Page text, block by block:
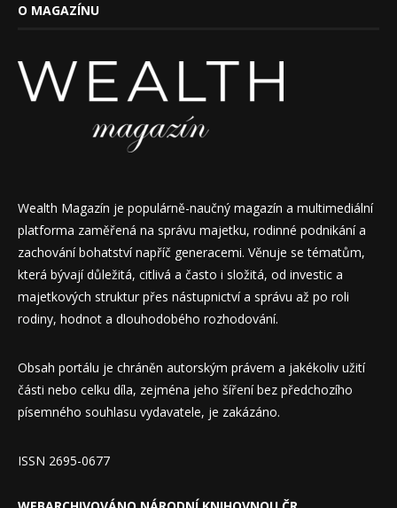
O MAGAZÍNU
Wealth Magazín je populárně-naučný magazín a multimediální
platforma zaměřená na správu majetku, rodinné podnikání a
zachování bohatství napříč generacemi. Věnuje se tématům,
která bývají důležitá, citlivá a často i složitá, od investic a
majetkových struktur přes nástupnictví a správu až po roli
rodiny, hodnot a dlouhodobého rozhodování.
Obsah portálu je chráněn autorským právem a jakékoliv užití
části nebo celku díla, zejména jeho šíření bez předchozího
písemného souhlasu vydavatele, je zakázáno.
ISSN 2695-0677